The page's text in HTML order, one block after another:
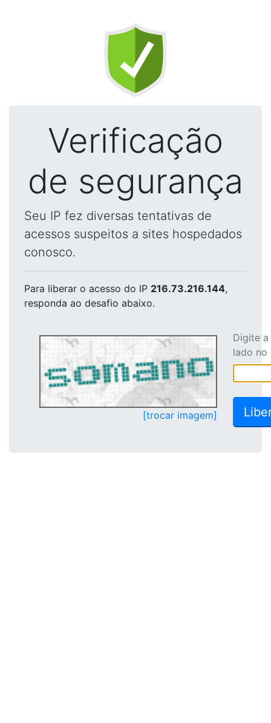
Verificação
de segurança
Seu IP fez diversas tentativas de
acessos suspeitos a sites hospedados
conosco.
Para liberar o acesso do IP 216.73.216.144,
responda ao desafio abaixo.
[trocar imagem]
Digite
lado no